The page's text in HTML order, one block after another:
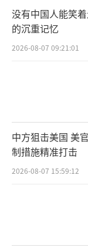
没有中国人能笑
的沉重记忆
2026-08-07 09:21:01
中方狙击美国 美
制措施精准打击
2026-08-07 15:59:12